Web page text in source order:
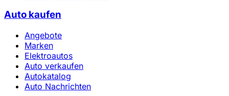
Auto kaufen
Angebote
Marken
Elektroautos
Auto verkaufen
Autokatalog
Auto Nachrichten